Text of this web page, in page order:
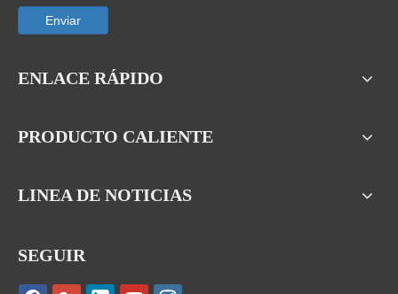
Enviar
ENLACE RÁPIDO
PRODUCTO CALIENTE
LINEA DE NOTICIAS
SEGUIR